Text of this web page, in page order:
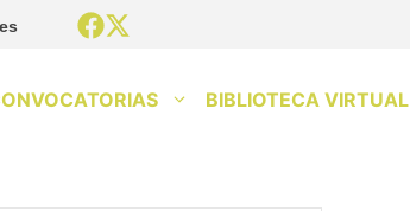
BIBLIOTECA VIRTUAL